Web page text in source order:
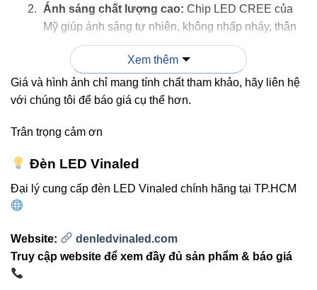
Ánh sáng chất lượng cao: Chip LED CREE của
Mỹ giúp ánh sáng tự nhiên, không nhấp nháy, thân
thiện với mắt
.
Tiết kiệm điện năng:
So với bóng huỳnh quang,
đèn giúp tiết kiệm đến 60% điện năng
.
hoạt động ổn định, không nóng, tăng tuổi thọ.
cho việc treo, tháo và vệ sinh định kỳ.
3. So sánh Vinaled V13PDF-30
với các loại đèn phổ biến
Xem thêm
Giá và hình ảnh chỉ mang tính chất tham khảo, hãy liên hệ
với chúng tôi để báo giá cụ thể hơn.
Trân trọng cảm ơn
Đèn LED Vinaled
Đại lý cung cấp đèn LED Vinaled chính hãng tại TP.HCM
Website:
denledvinaled.com
Truy cập website để xem đầy đủ sản phẩm & báo giá